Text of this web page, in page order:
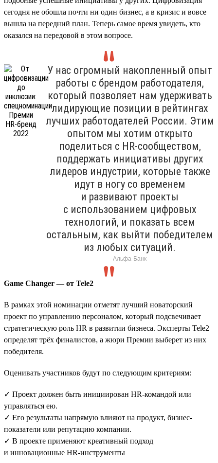
сегодня не обошла почти ни один бизнес, а в кризис и вовсе
вышла на передний план. Теперь самое время увидеть, кто
оказался на передовой в этом вопросе.
У нас огромный накопленный опыт
работы с брендом работодателя,
который позволяет нам удерживать
лидирующие позиции в рейтингах
лучших работодателей России. Этим
опытом мы хотим открыто
поделиться с HR-сообществом,
поддержать инициативы других
лидеров индустрии, которые также
идут в ногу со временем
и развивают проекты
с использованием цифровых
технологий, и показать всем
остальным, как выйти победителем
из любых ситуаций.
Альфа-Банк
Game Changer — от Tele2
В рамках этой номинации отметят лучший новаторский
проект по управлению персоналом, который подсвечивает
стратегическую роль HR в развитии бизнеса. Эксперты Tele2
определят трёх финалистов, а жюри Премии выберет из них
победителя.
Оценивать участников будут по следующим критериям:
✓ Проект должен быть инициирован HR-командой или
управляться ею.
✓ Его результаты напрямую влияют на продукт, бизнес-
показатели или репутацию компании.
✓ В проекте применяют креативный подход
и инновационные HR-инструменты